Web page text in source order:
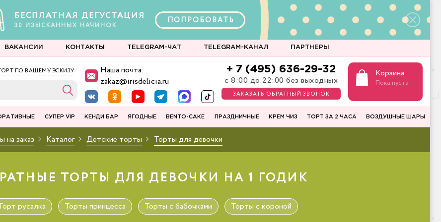
БЕСПЛАТНАЯ ДЕГУСТАЦИЯ
30 ИЗЫСКАННЫХ НАЧИНОК
ПОПРОБОВАТЬ
ВАКАНСИИ КОНТАКТЫ TELEGRAM-ЧАТ TELEGRAM-КАНАЛ ПАРТНЕРЫ
ПО ВАШЕМУ ЭСКИЗУ
Наша почта:
zakaz@irisdelicia.ru
+ 7 (495) 636-29-32
с 8:00 до 22:00 без выходных
ЗАКАЗАТЬ ОБРАТНЫЙ ЗВОНОК
Корзина
Пока пуста
СУПЕР VIP КЕНДИ БАР ЯГОДНЫЕ BENTO-CAKE ПРАЗДНИЧНЫЕ КРЕМ ЧИЗ ТОРТ ЗА 2 ЧАСА ВОЗДУШНЫЕ ШАРЫ
на заказ Каталог Детские торты Торты для девочки
ТОРТЫ ДЛЯ ДЕВОЧКИ НА 1 ГОДИК
русалка Торты принцесса Торты с бабочками Торты с короной